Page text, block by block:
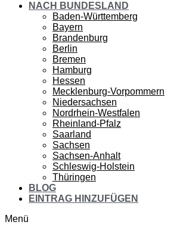
NACH BUNDESLAND
Baden-Württemberg
Bayern
Brandenburg
Berlin
Bremen
Hamburg
Hessen
Mecklenburg-Vorpommern
Niedersachsen
Nordrhein-Westfalen
Rheinland-Pfalz
Saarland
Sachsen
Sachsen-Anhalt
Schleswig-Holstein
Thüringen
BLOG
EINTRAG HINZUFÜGEN
Menü